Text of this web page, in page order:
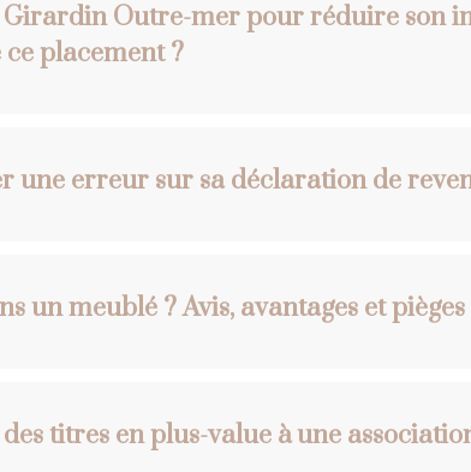
Outre-mer pour réduire son
ce placement ?
une erreur sur sa déclaration de
un meublé ? Avis, avantages et pièges
titres en plus-value à une